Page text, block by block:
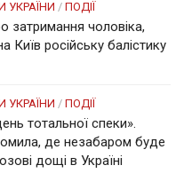
УКРАЇНИ / ПОДІЇ
затримання чоловіка,
Київ російську балістику
УКРАЇНИ / ПОДІЇ
тотальної спеки».
де незабаром буде
дощі в Україні